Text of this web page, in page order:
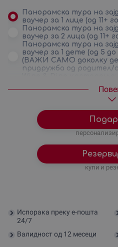
Панорамска тура на
ваучер за 1 лице (од 11+
Панорамска тура на
ваучер за 2 лица (од 11+
Панорамска тура на
ваучер за 1 дете (од 5 до
(ВАЖИ САМО доколку
придружба од родител/
1 лице (само за
Wine & Dine крстарење:
2 лица ( само за
All-inclusive ваучер за 2
полнолетни лица:
тура на зајдисонце и
купи и
Испорака преку е-пошта
24/7
Валидност од 12 месеци